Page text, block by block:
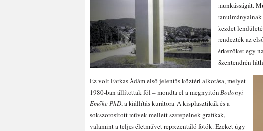
munkásságát.
kezdet
rendezték az
érkezőket egy
Szentendrén
Ez volt Farkas Ádám első jelentős köztéri alkotása, melyet
1980-ban állítottak föl – mondta el a megnyitón Bodonyi
EmőkePhD, a kiállítás kurátora. A kisplasztikák és a
sokszorosított művek mellett szerepelnek grafikák,
valamint a teljes életművet reprezentáló fotók. Ezeket úgy